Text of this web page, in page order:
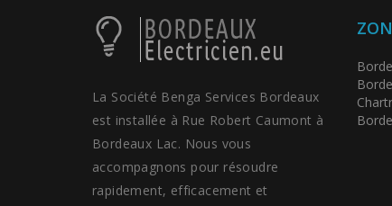
La Société Benga Services Bordeaux
est installée à Rue Robert Caumont à
Bordeaux Lac. Nous vous
accompagnons pour résoudre
rapidement, efficacement et